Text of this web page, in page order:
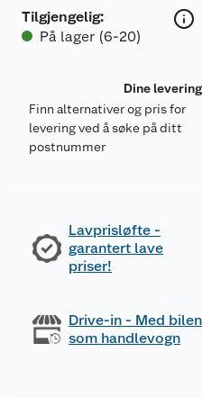
Tilgjengelig:
På lager (6-20)
Dine
Finn alternativer og pris for
levering ved å søke på ditt
postnummer
Lavprisløfte -
garantert lave
priser!
Drive-in - Med bilen
som handlevogn